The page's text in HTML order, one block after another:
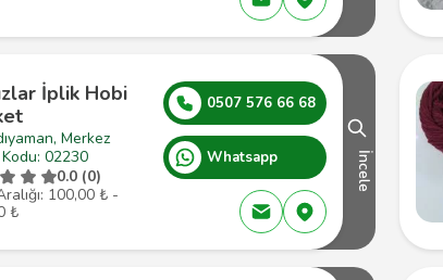
İplik Hobi
Merkez
02230
0.0 (0)
100,00 ₺ -
₺
0507 576 66 68
Whatsapp İncele